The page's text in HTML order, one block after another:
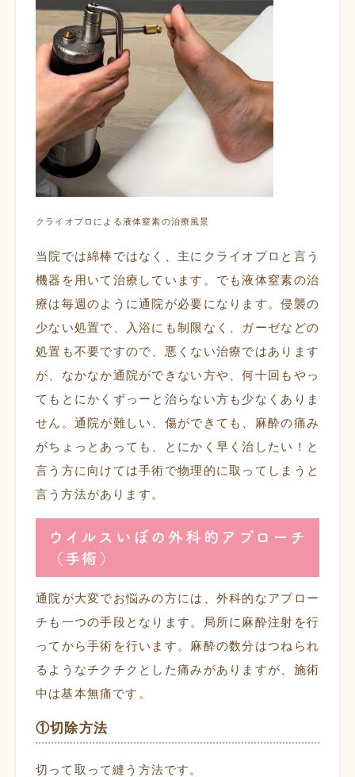
クライオプロによる液体窒素の治療風景
当院では綿棒ではなく、主にクライオプロと言う
機器を用いて治療しています。でも液体窒素の治
療は毎週のように通院が必要になります。侵襲の
少ない処置で、入浴にも制限なく、ガーゼなどの
処置も不要ですので、悪くない治療ではあります
が、なかなか通院ができない方や、何十回もやっ
てもとにかくずっーと治らない方も少なくありま
せん。通院が難しい、傷ができても、麻酔の痛み
がちょっとあっても、とにかく早く治したい！と
言う方に向けては手術で物理的に取ってしまうと
言う方法があります。
ウイルスいぼの外科的アプローチ
（手術）
通院が大変でお悩みの方には、外科的なアプロー
チも一つの手段となります。局所に麻酔注射を行
ってから手術を行います。麻酔の数分はつねられ
るようなチクチクとした痛みがありますが、施術
中は基本無痛です。
①切除方法
切って取って縫う方法です。